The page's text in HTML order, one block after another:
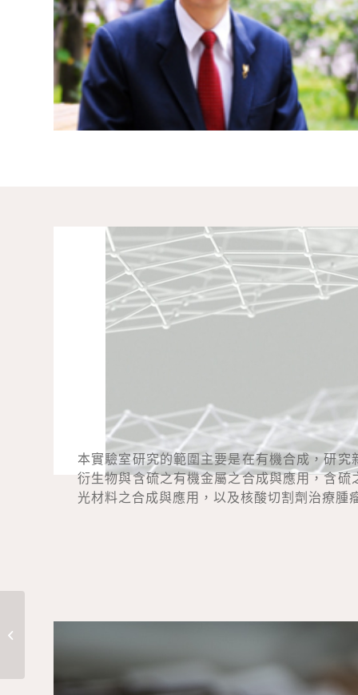
本實驗室研究的範圍主要是在有機合成，研
衍生物與含硫之有機金屬之合成與應用，含
光材料之合成與應用，以及核酸切割劑治療腫